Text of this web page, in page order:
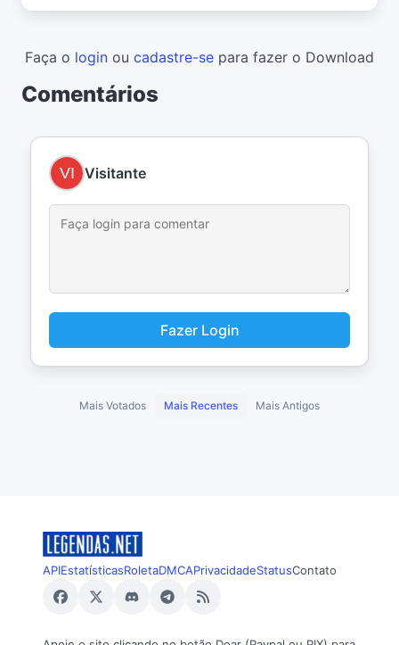
Faça o login ou cadastre-se para fazer o Download
Comentários
Visitante
Fazer Login
Mais Votados Mais Recentes Mais Antigos
APIEstatísticasRoletaDMCAPrivacidadeStatusContato